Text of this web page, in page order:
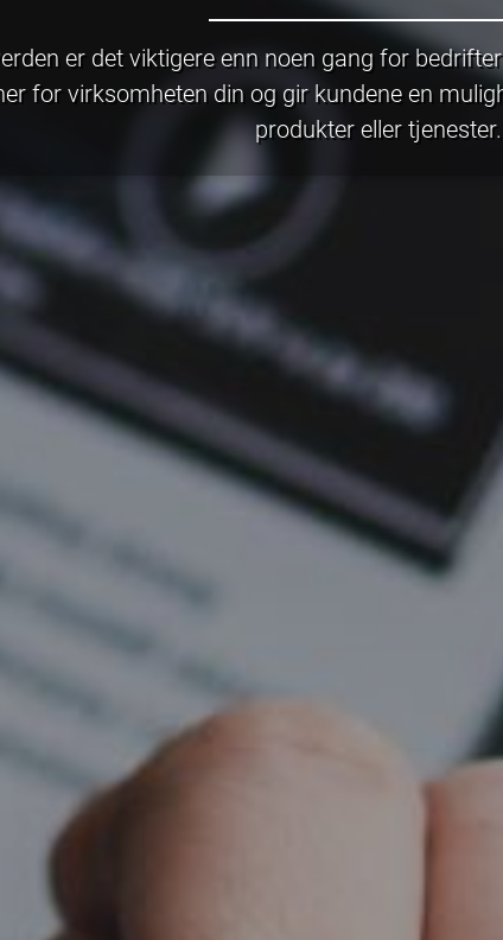
er det viktigere enn noen gang for
for virksomheten din og gir kundene en
produkter eller tjenester.